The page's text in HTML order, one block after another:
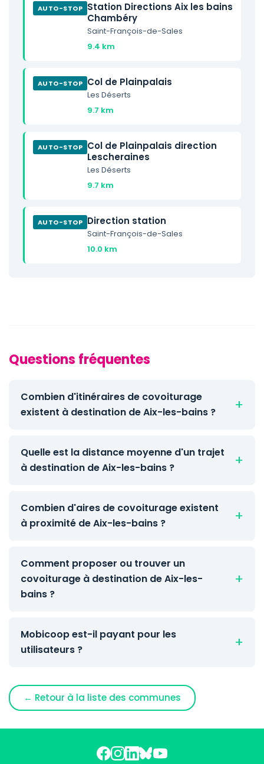
AUTO-STOP Station Directions Aix les bains
Chambéry
Saint-François-de-Sales
9.4 km
AUTO-STOP Col de Plainpalais
Les Déserts
9.7 km
AUTO-STOP Col de Plainpalais direction
Lescheraines
Les Déserts
9.7 km
AUTO-STOP Direction station
Saint-François-de-Sales
10.0 km
Questions fréquentes
Combien d'itinéraires de covoiturage
existent à destination de Aix-les-bains ?
Quelle est la distance moyenne d'un trajet
à destination de Aix-les-bains ?
Combien d'aires de covoiturage existent
à proximité de Aix-les-bains ?
Comment proposer ou trouver un
covoiturage à destination de Aix-les-
bains ?
Mobicoop est-il payant pour les
utilisateurs ?
← Retour à la liste des communes